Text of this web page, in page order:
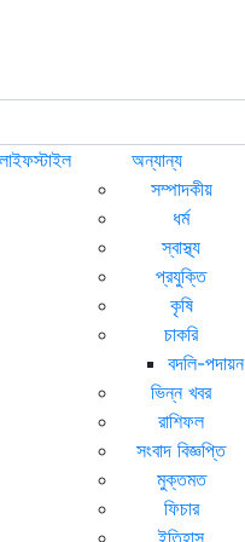
অন্যান্য
সম্পাদকীয়
ধর্ম
স্বাস্থ্য
প্রযুক্তি
কৃষি
চাকরি
বদলি-পদায়ন
ভিন্ন খবর
রাশিফল
সংবাদ বিজ্ঞপ্তি
মুক্তমত
ফিচার
ইতিহাস